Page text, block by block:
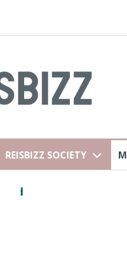
REISBIZZ SOCIETY
Spaans